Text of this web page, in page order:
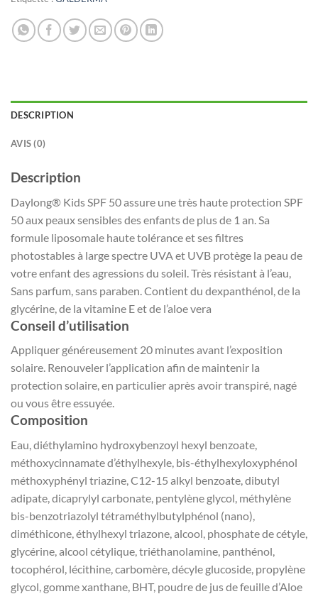
DESCRIPTION
AVIS (0)
Description
Daylong® Kids SPF 50 assure une très haute protection SPF
50 aux peaux sensibles des enfants de plus de 1 an. Sa
formule liposomale haute tolérance et ses filtres
photostables à large spectre UVA et UVB protège la peau de
votre enfant des agressions du soleil. Très résistant à l’eau,
Sans parfum, sans paraben. Contient du dexpanthénol, de la
glycérine, de la vitamine E et de l’aloe vera
Conseil d’utilisation
Appliquer généreusement 20 minutes avant l’exposition
solaire. Renouveler l’application afin de maintenir la
protection solaire, en particulier après avoir transpiré, nagé
ou vous être essuyée.
Composition
Eau, diéthylamino hydroxybenzoyl hexyl benzoate,
méthoxycinnamate d’éthylhexyle, bis-éthylhexyloxyphénol
méthoxyphényl triazine, C12-15 alkyl benzoate, dibutyl
adipate, dicaprylyl carbonate, pentylène glycol, méthylène
bis-benzotriazolyl tétraméthylbutylphénol (nano),
diméthicone, éthylhexyl triazone, alcool, phosphate de cétyle,
glycérine, alcool cétylique, triéthanolamine, panthénol,
tocophérol, lécithine, carbomère, décyle glucoside, propylène
glycol, gomme xanthane, BHT, poudre de jus de feuille d’Aloe